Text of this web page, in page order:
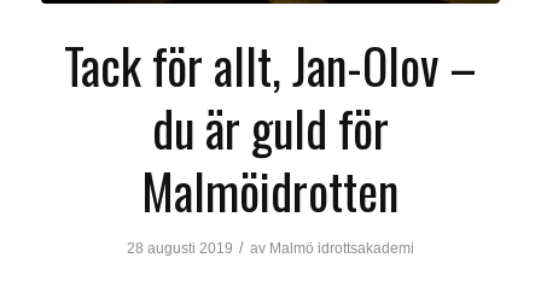
Tack för allt, Jan-Olov –
du är guld för
Malmöidrotten
28 augusti 2019 / av Malmö idrottsakademi